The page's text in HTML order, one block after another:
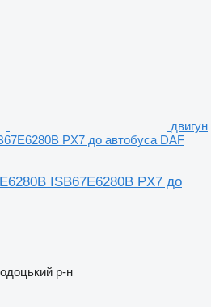
двигун
PX7 до автобуса DAF
ISB67E6280B PX7 до
р-н